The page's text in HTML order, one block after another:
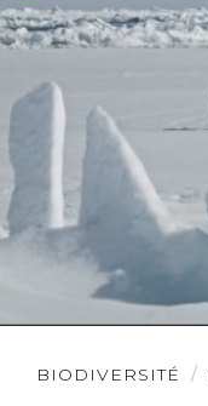
BIODIVERSITÉ
Lire